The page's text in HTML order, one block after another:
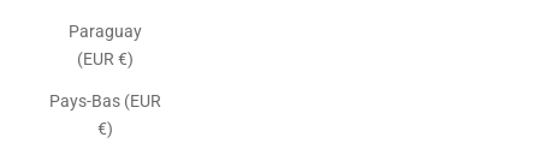
Paraguay
(EUR €)
Pays-Bas (EUR
€)